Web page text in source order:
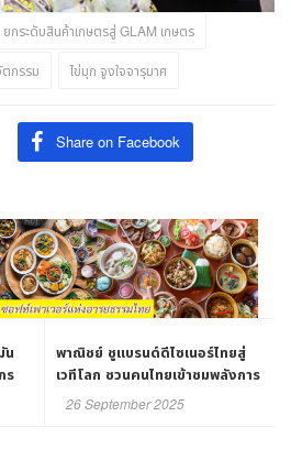
ยกระดับสินค้าเกษตรสู่ GLAM เกษตร
ตกรรม ไข่มุก จูงใจจารุมาศ
Share on Facebook
น
ร
พาณิชย์ ชูแบรนด์ดีไซเนอร์ไทยสู่
เวทีโลก ชวนคนไทยเข้าชมพลังการ
ออกแบบไทยสู่สายตาโลก
26 September 2025